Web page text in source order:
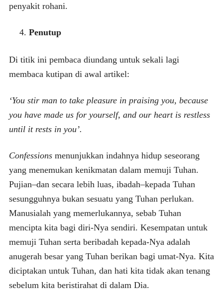
penyakit rohani.
Penutup
Di titik ini pembaca diundang untuk sekali lagi
membaca kutipan di awal artikel:
‘You stir man to take pleasure in praising you, because
you have made us for yourself, and our heart is restless
until it rests in you’.
Confessionsmenunjukkan indahnya hidup seseorang
yang menemukan kenikmatan dalam memuji Tuhan.
Pujian–dan secara lebih luas, ibadah–kepada Tuhan
sesungguhnya bukan sesuatu yang Tuhan perlukan.
Manusialah yang memerlukannya, sebab Tuhan
mencipta kita bagi diri-Nya sendiri. Kesempatan untuk
memuji Tuhan serta beribadah kepada-Nya adalah
anugerah besar yang Tuhan berikan bagi umat-Nya. Kita
diciptakan untuk Tuhan, dan hati kita tidak akan tenang
sebelum kita beristirahat di dalam Dia.